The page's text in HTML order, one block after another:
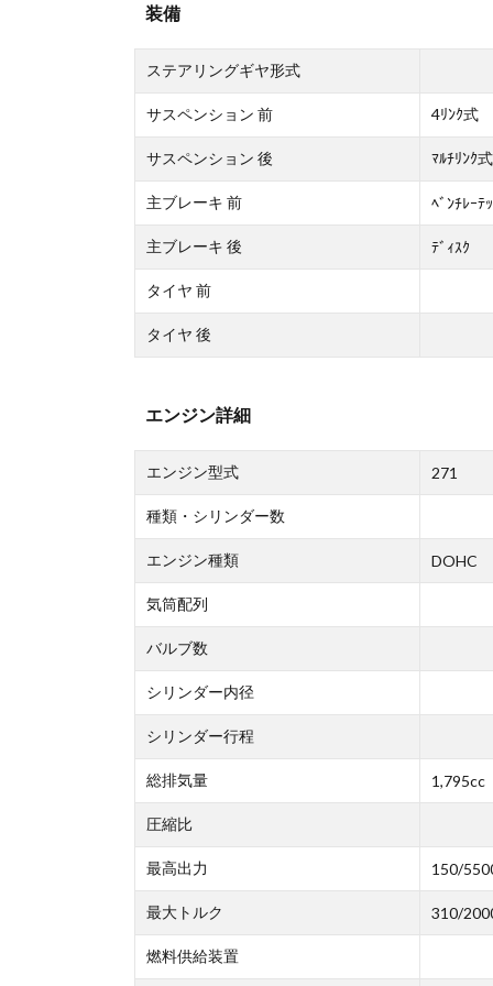
装備
ステアリングギヤ形式
サスペンション 前 4ﾘﾝｸ式
サスペンション 後 ﾏﾙﾁﾘﾝｸ式
主ブレーキ 前 ﾍﾞﾝﾁﾚｰﾃ
主ブレーキ 後 ﾃﾞｨｽｸ
タイヤ 前
タイヤ 後
エンジン詳細
エンジン型式 271
種類・シリンダー数
エンジン種類 DOHC
気筒配列
バルブ数
シリンダー内径
シリンダー行程
総排気量 1,795cc
圧縮比
最高出力 150/
最大トルク 310/
燃料供給装置